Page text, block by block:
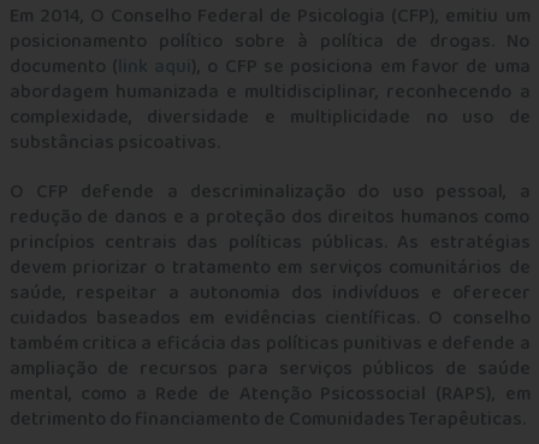
Em 2014, O Conselho Federal de Psicologia (CFP), emitiu um
posicionamento político sobre à política de drogas. No
documento (link aqui), o CFP se posiciona em favor de uma
abordagem humanizada e multidisciplinar, reconhecendo a
complexidade, diversidade e multiplicidade no uso de
substâncias psicoativas.
O CFP defende a descriminalização do uso pessoal, a
redução de danos e a proteção dos direitos humanos como
princípios centrais das políticas públicas. As estratégias
devem priorizar o tratamento em serviços comunitários de
saúde, respeitar a autonomia dos indivíduos e oferecer
cuidados baseados em evidências científicas. O conselho
também critica a eficácia das políticas punitivas e defende a
ampliação de recursos para serviços públicos de saúde
mental, como a Rede de Atenção Psicossocial (RAPS), em
detrimento do financiamento de Comunidades Terapêuticas.